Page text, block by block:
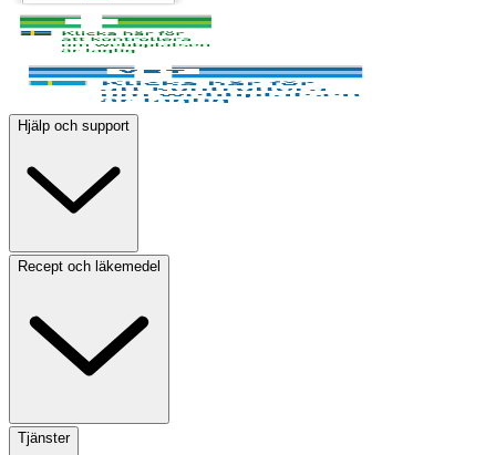
Hjälp och support
Recept och läkemedel
Tjänster